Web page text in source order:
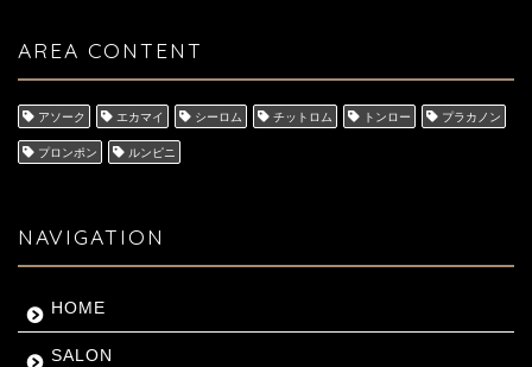
AREA CONTENT
アソーク エカマイ シーロム チットロム トンロー プラカノン
プロンポン ルンピニ
NAVIGATION
HOME
SALON